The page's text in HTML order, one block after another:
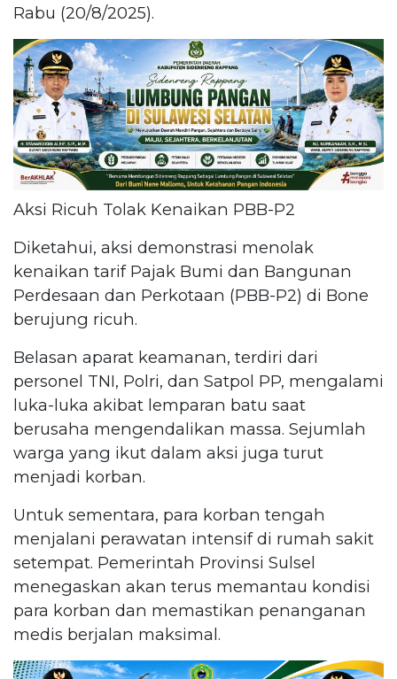
Rabu (20/8/2025).
Aksi Ricuh Tolak Kenaikan PBB-P2
Diketahui, aksi demonstrasi menolak
kenaikan tarif Pajak Bumi dan Bangunan
Perdesaan dan Perkotaan (PBB-P2) di Bone
berujung ricuh.
Belasan aparat keamanan, terdiri dari
personel TNI, Polri, dan Satpol PP, mengalami
luka-luka akibat lemparan batu saat
berusaha mengendalikan massa. Sejumlah
warga yang ikut dalam aksi juga turut
menjadi korban.
Untuk sementara, para korban tengah
menjalani perawatan intensif di rumah sakit
setempat. Pemerintah Provinsi Sulsel
menegaskan akan terus memantau kondisi
para korban dan memastikan penanganan
medis berjalan maksimal.